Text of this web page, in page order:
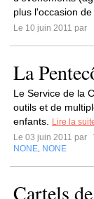
plus l'occasion
Le 10 juin 2011 par
La
Le Service de la
outils et de
enfants.
Lire la
Le 03 juin 2011 par
NONE NONE
Cartels